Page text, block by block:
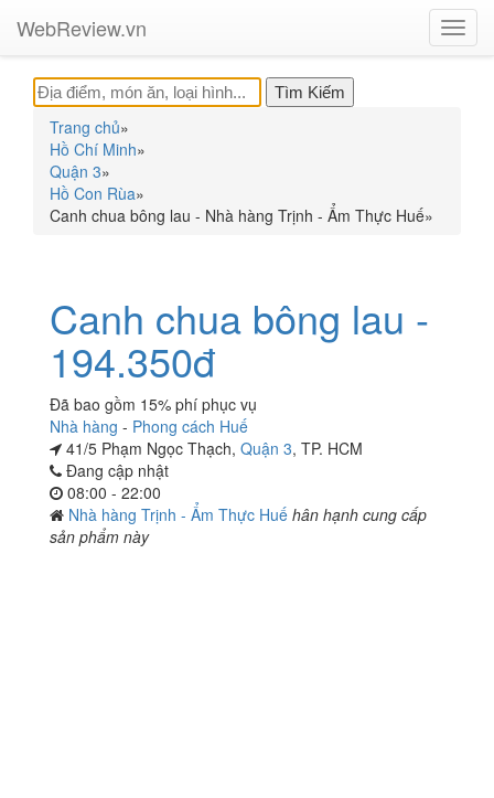
WebReview.vn
Trang chủ»
Hồ Chí Minh»
Quận 3»
Hồ Con Rùa»
Canh chua bông lau - Nhà hàng Trịnh - Ẩm Thực Huế»
Canh chua bông lau -
194.350đ
Đã bao gồm 15% phí phục vụ
Nhà hàng - Phong cách Huế
41/5 Phạm Ngọc Thạch, Quận 3, TP. HCM
Đang cập nhật
08:00 - 22:00
Nhà hàng Trịnh - Ẩm Thực Huế hân hạnh cung cấp
sản phẩm này